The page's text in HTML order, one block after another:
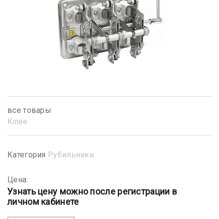
все товары
Kinee
Категория Рубильники
Цена:
Узнать цену можно после регистрации в
личном кабинете